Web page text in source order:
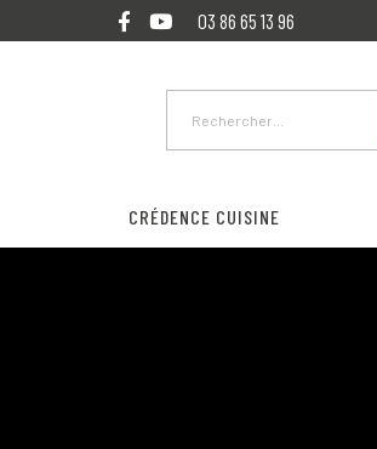
03 86 65 13 96
CRÉDENCE CUISINE